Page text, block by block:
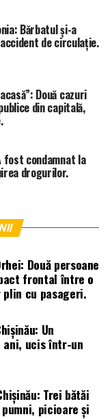
Bărbatul și-a
de circulație.
Două cazuri
din capitală,
condamnat la
drogurilor.
Două persoane
frontal între o
plin cu pasageri.
Un
ani, ucis într-un
Trei bătăi
picioare și